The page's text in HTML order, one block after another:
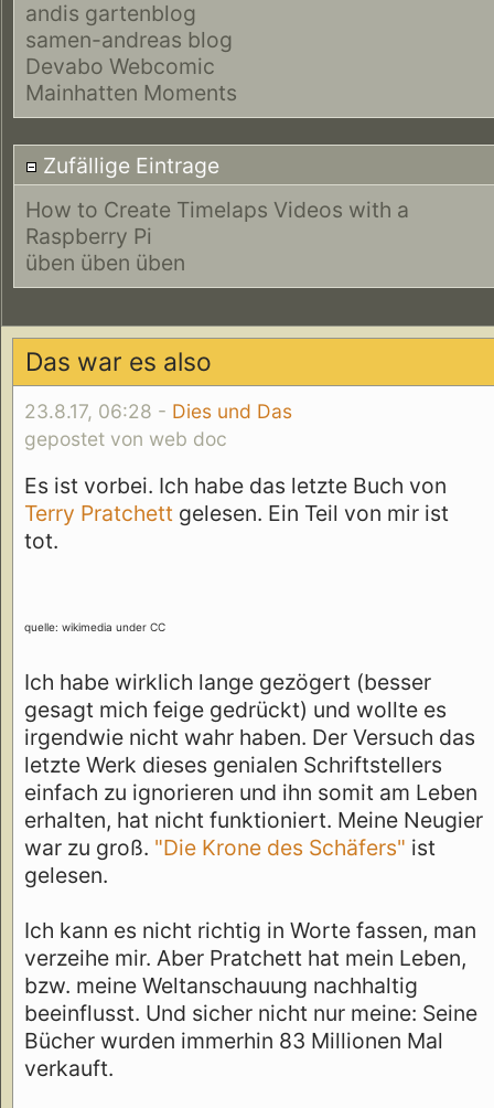
andis gartenblog
samen-andreas blog
Devabo Webcomic
Mainhatten Moments
Zufällige Eintrage
How to Create Timelaps Videos with a
Raspberry Pi
üben üben üben
Das war es also
23.8.17, 06:28 - Dies und Das
gepostet von web doc
Es ist vorbei. Ich habe das letzte Buch von
Terry Pratchett gelesen. Ein Teil von mir ist
tot.
quelle: wikimedia under CC
Ich habe wirklich lange gezögert (besser
gesagt mich feige gedrückt) und wollte es
irgendwie nicht wahr haben. Der Versuch das
letzte Werk dieses genialen Schriftstellers
einfach zu ignorieren und ihn somit am Leben
erhalten, hat nicht funktioniert. Meine Neugier
war zu groß. "Die Krone des Schäfers" ist
gelesen.
Ich kann es nicht richtig in Worte fassen, man
verzeihe mir. Aber Pratchett hat mein Leben,
bzw. meine Weltanschauung nachhaltig
beeinflusst. Und sicher nicht nur meine: Seine
Bücher wurden immerhin 83 Millionen Mal
verkauft.